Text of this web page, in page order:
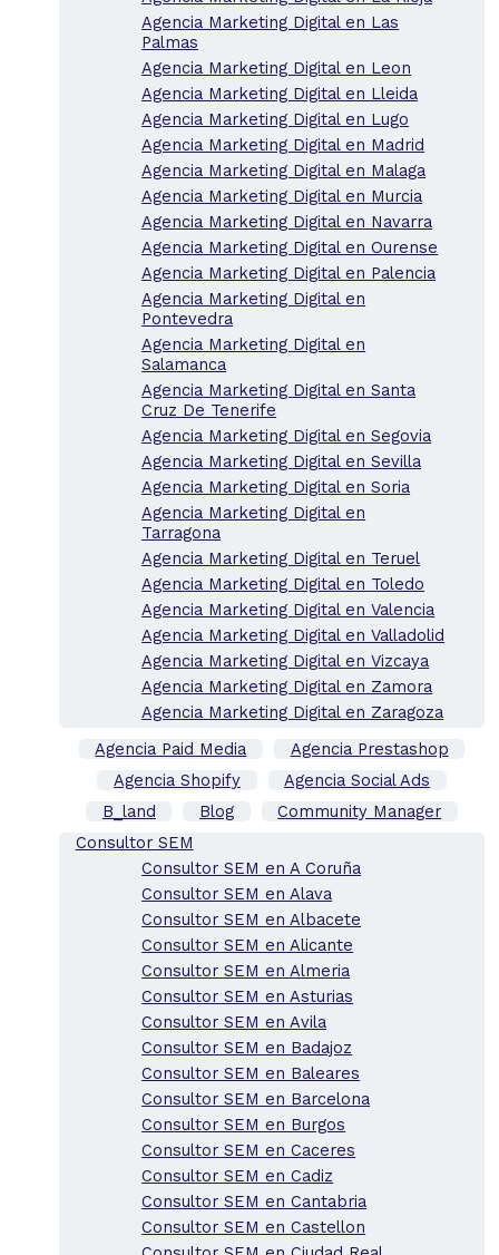
Agencia Marketing Digital en Las
Palmas
Agencia Marketing Digital en Leon
Agencia Marketing Digital en Lleida
Agencia Marketing Digital en Lugo
Agencia Marketing Digital en Madrid
Agencia Marketing Digital en Malaga
Agencia Marketing Digital en Murcia
Agencia Marketing Digital en Navarra
Agencia Marketing Digital en Ourense
Agencia Marketing Digital en Palencia
Agencia Marketing Digital en
Pontevedra
Agencia Marketing Digital en
Salamanca
Agencia Marketing Digital en Santa
Cruz De Tenerife
Agencia Marketing Digital en Segovia
Agencia Marketing Digital en Sevilla
Agencia Marketing Digital en Soria
Agencia Marketing Digital en
Tarragona
Agencia Marketing Digital en Teruel
Agencia Marketing Digital en Toledo
Agencia Marketing Digital en Valencia
Agencia Marketing Digital en Valladolid
Agencia Marketing Digital en Vizcaya
Agencia Marketing Digital en Zamora
Agencia Marketing Digital en Zaragoza
Agencia Paid Media
Agencia Prestashop
Agencia Shopify
Agencia Social Ads
B_land
Blog
Community Manager
Consultor SEM
Consultor SEM en A Coruña
Consultor SEM en Alava
Consultor SEM en Albacete
Consultor SEM en Alicante
Consultor SEM en Almeria
Consultor SEM en Asturias
Consultor SEM en Avila
Consultor SEM en Badajoz
Consultor SEM en Baleares
Consultor SEM en Barcelona
Consultor SEM en Burgos
Consultor SEM en Caceres
Consultor SEM en Cadiz
Consultor SEM en Cantabria
Consultor SEM en Castellon